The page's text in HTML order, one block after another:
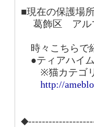
■現在の保護場
葛飾区 アル
時々こちらで
●ティアハイ
※猫カテゴリ
http://